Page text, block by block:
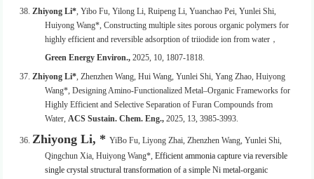
38.Zhiyong Li*, Yibo Fu, Yilong Li, Ruipeng Li, Yuanchao Pei, Yunlei Shi,
Huiyong Wang*,Constructing multiple sites porous organic polymers for
highly efficient and reversible adsorption of triiodide ion from water，
Green Energy Environ.,2025, 10, 1807-1818.
37.Zhiyong Li*, Zhenzhen Wang, Hui Wang, Yunlei Shi, Yang Zhao, Huiyong
Wang*, Designing Amino-Functionalized Metal–Organic Frameworks for
Highly Efficient and Selective Separation of Furan Compounds from
Water,ACS Sustain. Chem. Eng., 2025, 13, 3985-3993.
36.Zhiyong Li, *YiBo Fu, Liyong Zhai, Zhenzhen Wang, Yunlei Shi,
Qingchun Xia, Huiyong Wang*,Efficient ammonia capture via reversible
single crystal structural transformation of a simple Ni metal-organic